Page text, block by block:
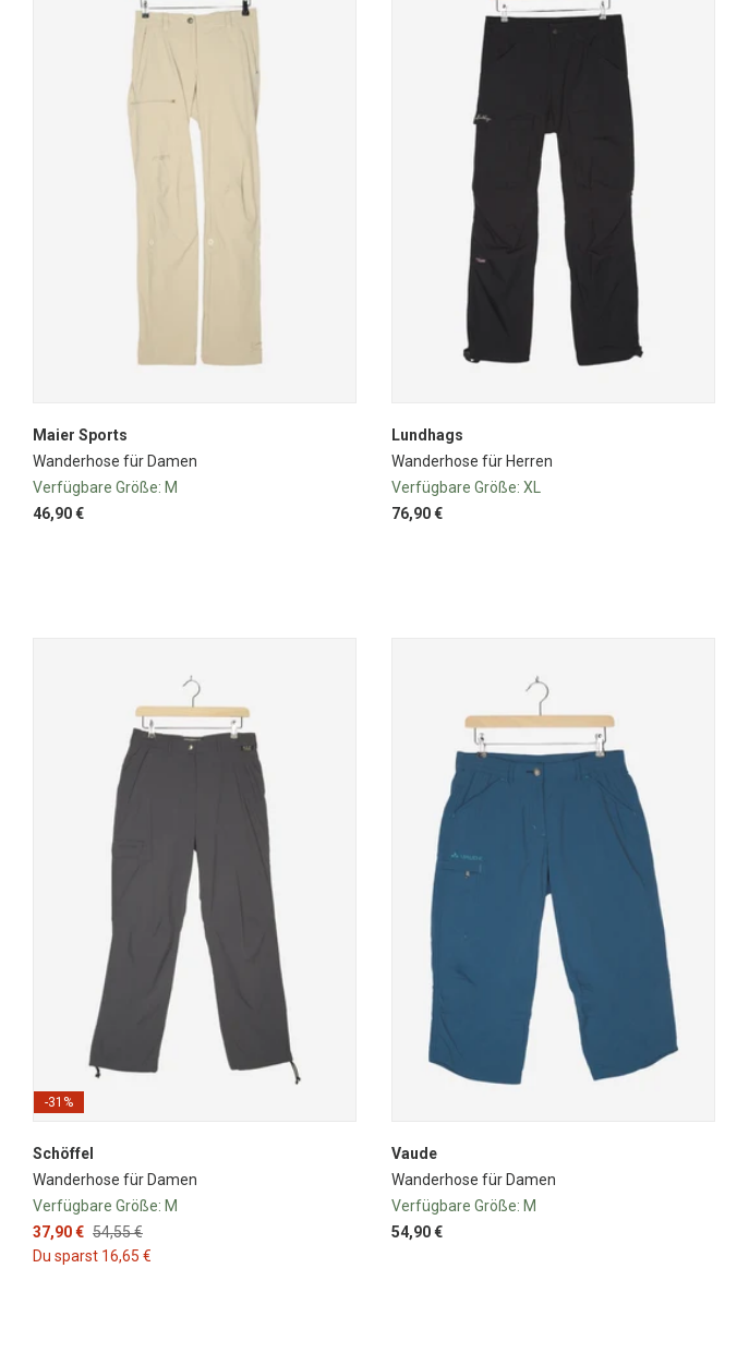
Maier Sports
Wanderhose für Damen
Verfügbare Größe: M
46,90 €
Lundhags
Wanderhose für Herren
Verfügbare Größe: XL
76,90 €
-31%
Schöffel
Wanderhose für Damen
Verfügbare Größe: M
37,90 € 54,55 €
Du sparst 16,65 €
Vaude
Wanderhose für Damen
Verfügbare Größe: M
54,90 €